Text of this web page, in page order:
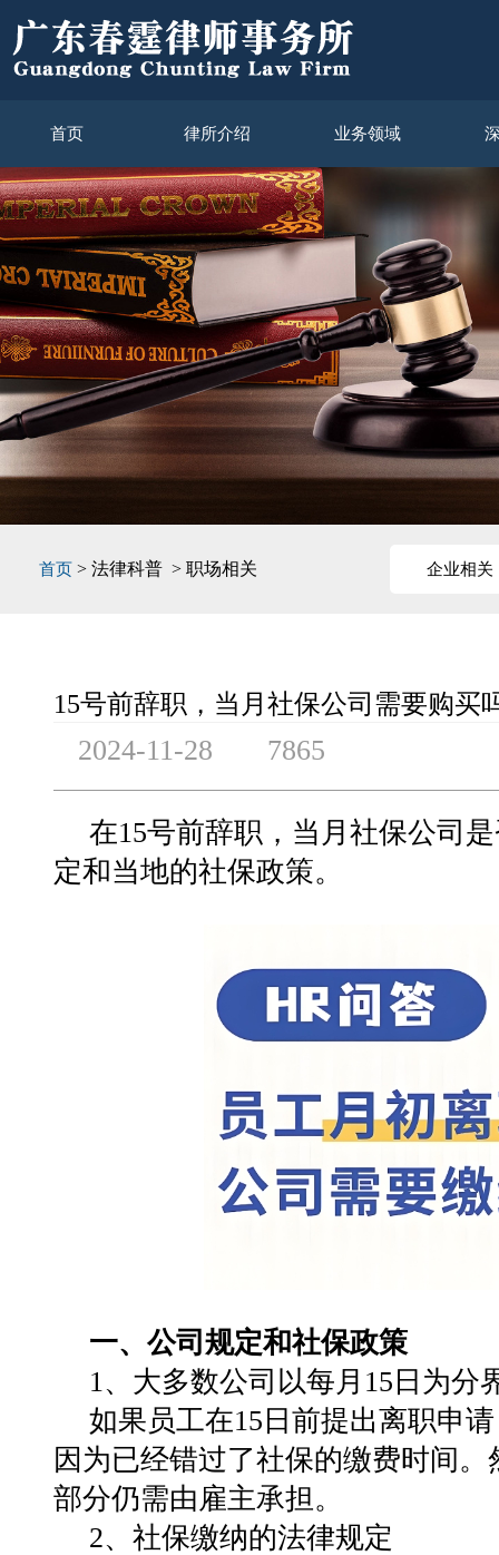
首页 律所介绍 业务领域
首页 > 法律科普 > 职场相关 企业相关
15号前辞职，当月社保公司需要购买
2024-11-28 7865
在15号前辞职，当月社保公司
定和当地的社保政策。‌
一、公司规定和社保政策
1‌、大多数公司以每月15日为分
如果员工在15日前提出离职申
因为已经错过了社保的缴费时间
部分仍需由雇主承担‌。
2、社保缴纳的法律规定‌